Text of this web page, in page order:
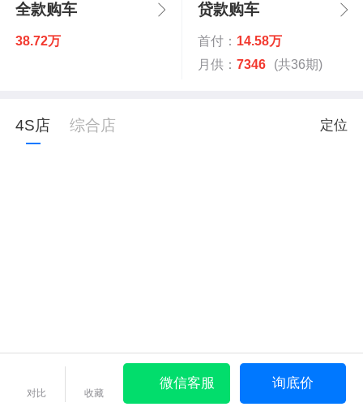
全款购车
38.72万
贷款购车
首付： 14.58万
月供： 7346 (共36期)
4S店 综合店 定位
对比 收藏
微信客服 询底价